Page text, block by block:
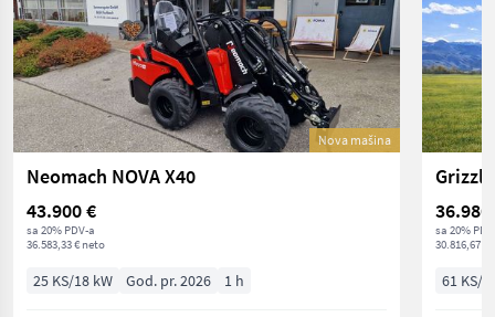
Nova mašina
Neomach NOVA X40
43.900 €
sa 20% PDV-a
36.583,33 € neto
25 KS/18 kW God. pr. 2026 1 h
36.980
sa 20%
30.816,67 €
61 KS/